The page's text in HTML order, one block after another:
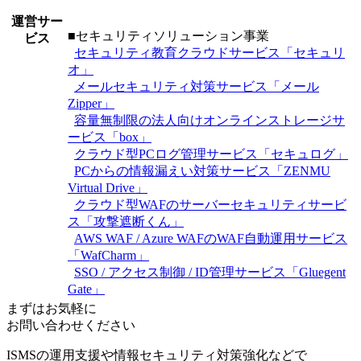
運営サー
ビス
■セキュリティソリューション事業
セキュリティ教育クラウドサービス「セキュリ
オ」
メールセキュリティ対策サービス「メール
Zipper」
容量無制限の法人向けオンラインストレージサ
ービス「box」
クラウド型PCログ管理サービス「セキュログ」
PCからの情報漏えい対策サービス「ZENMU
Virtual Drive」
クラウド型WAFのサーバーセキュリティサービ
ス「攻撃遮断くん」
AWS WAF / Azure WAFのWAF自動運用サービス
「WafCharm」
SSO / アクセス制御 / ID管理サービス「Gluegent
Gate」
まずはお気軽に
お問い合わせください
ISMSの運用支援や情報セキュリティ対策強化などで